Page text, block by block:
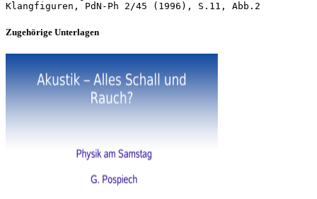
Zugehörige Unterlagen